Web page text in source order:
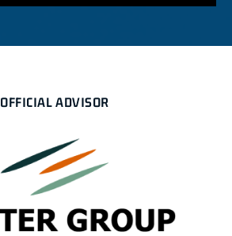
OFFICIAL ADVISOR